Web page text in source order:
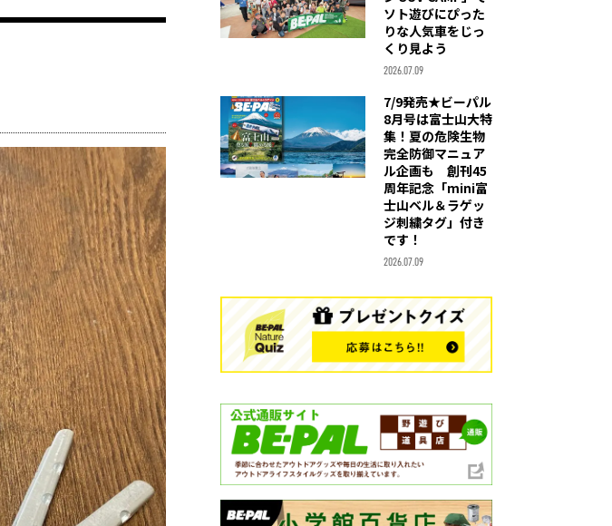
ソト遊びにぴった
りな人気車をじっ
くり見よう
2026.07.09
7/9発売★ビーパル
8月号は富士山大特
集！夏の危険生物
完全防御マニュア
ル企画も 創刊45
周年記念「mini富
士山ベル＆ラゲッ
ジ刺繍タグ」付き
です！
2026.07.09